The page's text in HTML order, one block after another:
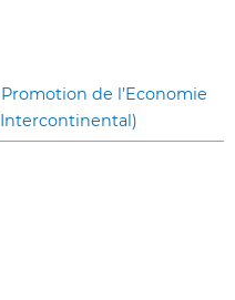
de l’Economie
Intercontinental)